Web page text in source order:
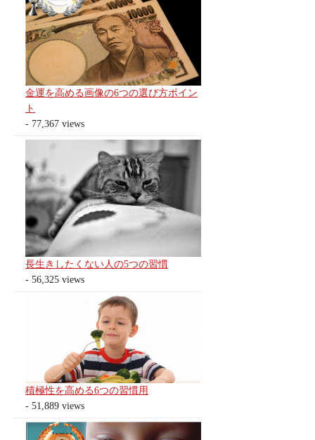
金運を高める画像の6つの選び方ポイン
ト
- 77,367 views
長生きしたくない人の5つの習慣
- 56,325 views
積極性を高める6つの習慣用
- 51,889 views